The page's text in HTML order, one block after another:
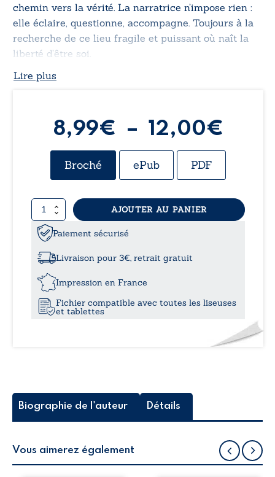
chemin vers la vérité. La narratrice n’impose rien :
elle éclaire, questionne, accompagne. Toujours à la
recherche de ce lieu fragile et puissant où naît la
liberté d’être soi.
Lire plus
8,99€ – 12,00€
de
Broché ePub PDF
quantité
de
Prendre
donnerait
vertige
AJOUTER AU PANIER
Paiement sécurisé
Livraison pour 3€, retrait gratuit
Impression en France
Fichier compatible avec toutes les liseuses
et tablettes
Biographie de l'auteur Détails
Vous aimerez également